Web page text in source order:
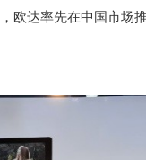
欧达率先在中国市场